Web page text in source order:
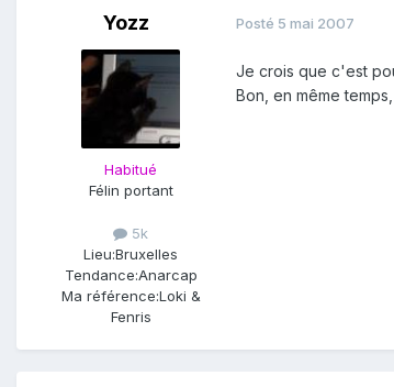
Yozz
Habitué
Félin portant
5k
Lieu:Bruxelles
Tendance:Anarcap
Ma référence:Loki &
Fenris
Posté 5 mai 2007
Je crois que c'est
Bon, en même